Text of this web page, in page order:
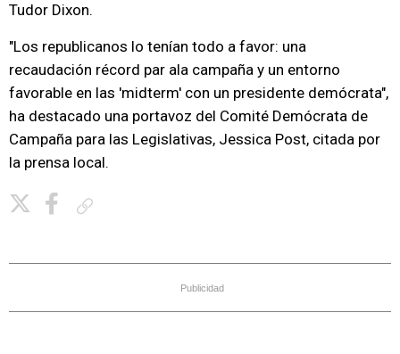
Tudor Dixon.
"Los republicanos lo tenían todo a favor: una
recaudación récord par ala campaña y un entorno
favorable en las 'midterm' con un presidente demócrata",
ha destacado una portavoz del Comité Demócrata de
Campaña para las Legislativas, Jessica Post, citada por
la prensa local.
Publicidad